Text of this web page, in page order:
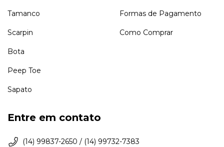
Tamanco
Scarpin
Bota
Peep Toe
Sapato
Formas de Pagamento
Como Comprar
Entre em contato
(14) 99837-2650 / (14) 99732-7383